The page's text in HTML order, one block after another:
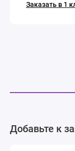
Заказать в 1
Добавьте к